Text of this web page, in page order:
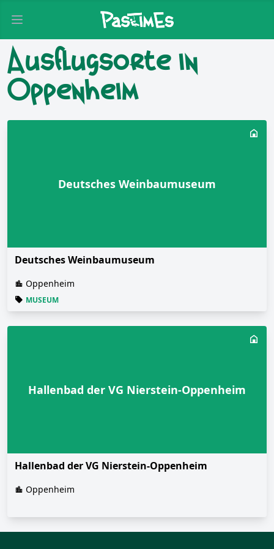
Open main menu
Ausflugsorte in
Oppenheim
Deutsches Weinbaumuseum
Deutsches Weinbaumuseum
Oppenheim
MUSEUM
Hallenbad der VG Nierstein-Oppenheim
Hallenbad der VG Nierstein-Oppenheim
Oppenheim